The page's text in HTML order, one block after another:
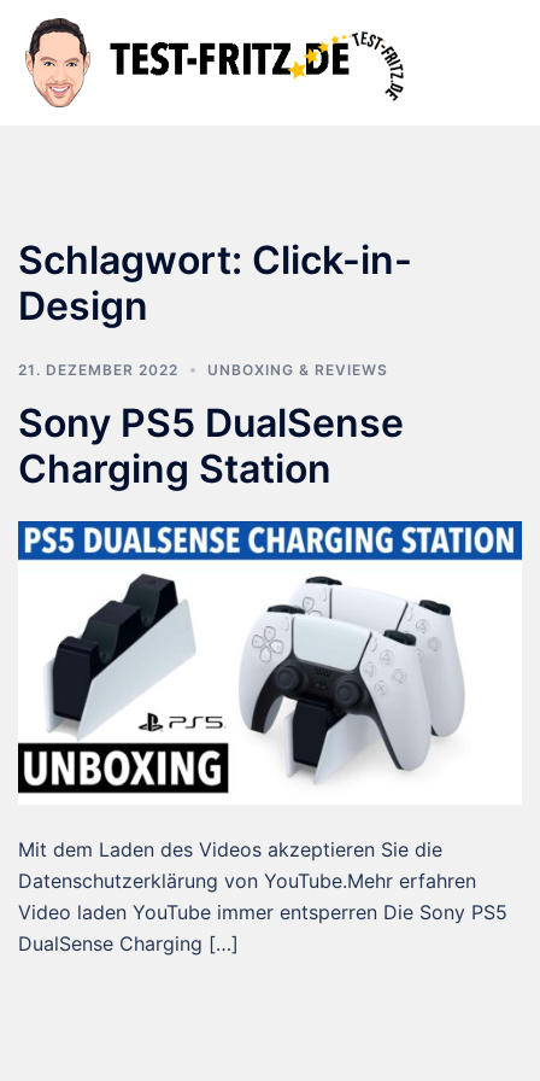
Inhalt
springen
Schlagwort: Click-in-
Design
21. DEZEMBER 2022 UNBOXING & REVIEWS
Sony PS5 DualSense
Charging Station
Mit dem Laden des Videos akzeptieren Sie die
Datenschutzerklärung von YouTube.Mehr erfahren
Video laden YouTube immer entsperren Die Sony PS5
DualSense Charging […]